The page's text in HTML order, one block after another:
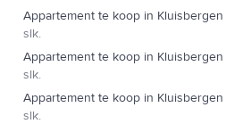
Appartement te koop in Kluisbergen
slk.
Appartement te koop in Kluisbergen
slk.
Appartement te koop in Kluisbergen
slk.